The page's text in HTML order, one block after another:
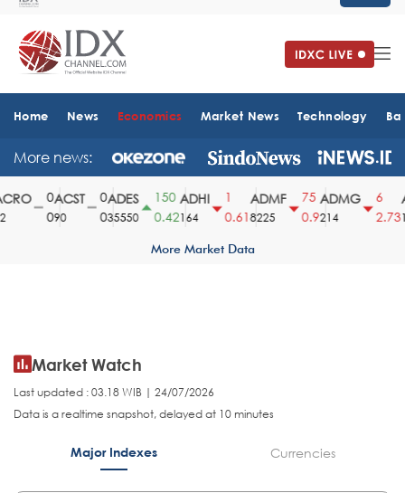
Home News Economics Market News Technology
More news:
ACST
90
ADES
35550
150
0.42
ADHI
164
0.61
ADMF
8225
75
0.9
ADMG
214
2.73
More Market Data
Market Watch
Last updated : 03.18 WIB | 24/07/2026
Data is a realtime snapshot, delayed at 10 minutes
Major Indexes Currencies